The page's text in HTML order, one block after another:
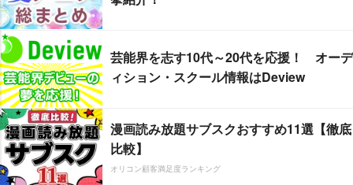
芸能界を志す10代～20代を応援！ オーデ
ィション・スクール情報はDeview
漫画読み放題サブスクおすすめ11選【徹底
比較】
オリコン顧客満足度ランキング